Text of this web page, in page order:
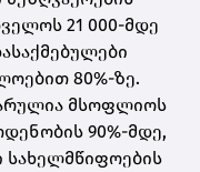
21 000-მდე
80%-ზე.
მსოფლიოს
90%-მდე,
სახელმწიფოების